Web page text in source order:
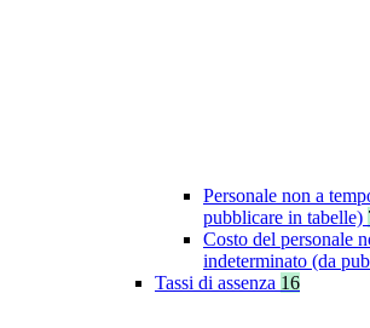
Personale non a
pubblicare in tabelle)
Costo del personale
indeterminato (da
Tassi di assenza 16